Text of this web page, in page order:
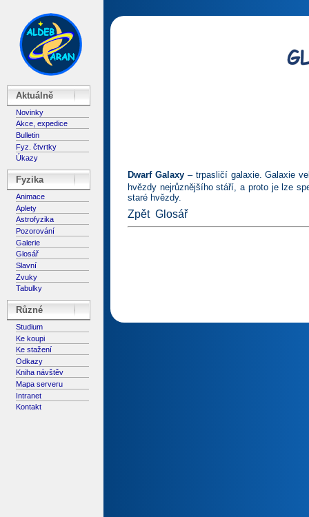
Aktuálně
Novinky
Akce, expedice
Bulletin
Fyz. čtvrtky
Úkazy
Fyzika
Animace
Aplety
Astrofyzika
Pozorování
Galerie
Glosář
Slavní
Zvuky
Tabulky
Různé
Studium
Ke koupi
Ke stažení
Odkazy
Kniha návštěv
Mapa serveru
Intranet
Kontakt
Dwarf Galaxy– trpasličí galaxie. Galaxie
hvězdy nejrůznějšího stáří, a proto je lze
staré hvězdy.
Zpět Glosář